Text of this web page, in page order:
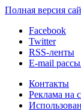
Полная версия
Facebook
Twitter
RSS-ленты
E-mail
Контакты
Реклама на